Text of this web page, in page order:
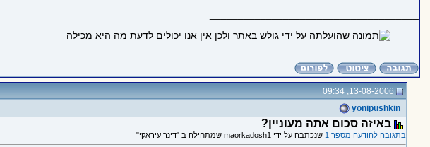
13-08-2006, 09:34
yonipushkin
באיזה סכום אתה מעוניין?
בתגובה להודעה מספר 1 שנכתבה על ידי maorkadosh1 שמתחילה ב "דינר עיראקי"